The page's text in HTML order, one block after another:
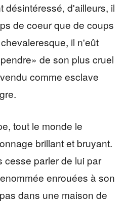
désintéressé, d'ailleurs, il
de coeur que de coups
il n'eût
de son plus cruel
comme esclave
tout le monde le
brillant et bruyant.
cesse parler de lui par
enrouées à son
dans une maison de